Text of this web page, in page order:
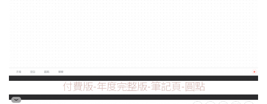
付費版-年度完整版-筆記頁-圓點